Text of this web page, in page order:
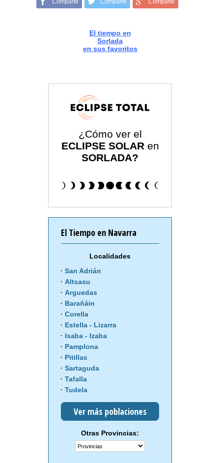
Comparte Comparte Comparte
El tiempo en
Sorlada
en sus favoritos
¿Cómo ver el
ECLIPSE SOLAR en
SORLADA?
El Tiempo en Navarra
Localidades
San Adrián
Altsasu
Arguedas
Barañáin
Corella
Estella - Lizarra
Isaba - Izaba
Pamplona
Pitillas
Sartaguda
Tafalla
Tudela
Ver más poblaciones
Otras Provincias: